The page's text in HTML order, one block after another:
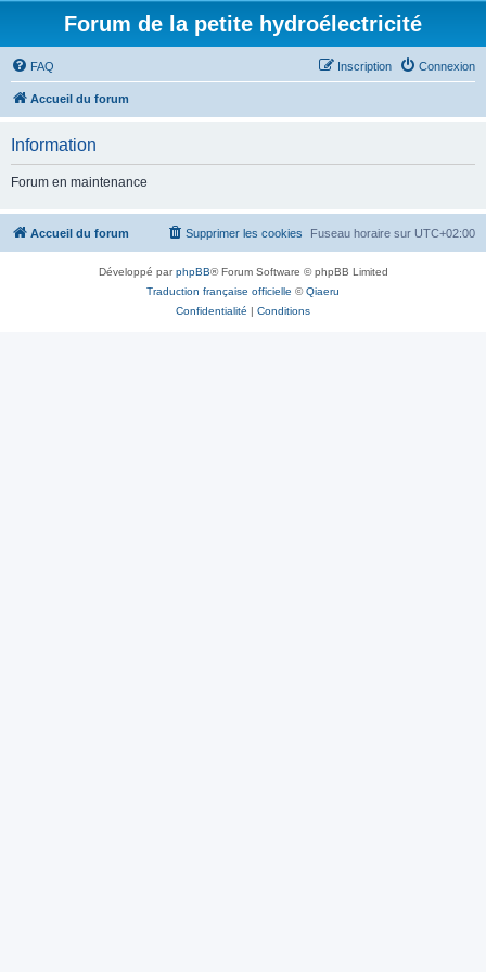
Forum de la petite hydroélectricité
FAQ Connexion
Inscription
Accueil du forum
Information
Forum en maintenance
Accueil du forum Fuseau horaire sur UTC+02:00
Supprimer les cookies
Développé parphpBB® Forum Software © phpBB Limited
Traduction française officielle ©Qiaeru
Confidentialité | Conditions